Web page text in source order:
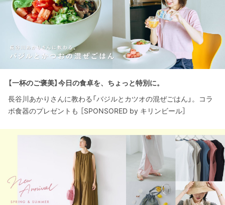
【一杯のご褒美】今日の食卓を、ちょっと特別に。
長谷川あかりさんに教わる「バジルとカツオの混ぜごはん」。コラ
ボ食器のプレゼントも ［SPONSORED by キリンビール］